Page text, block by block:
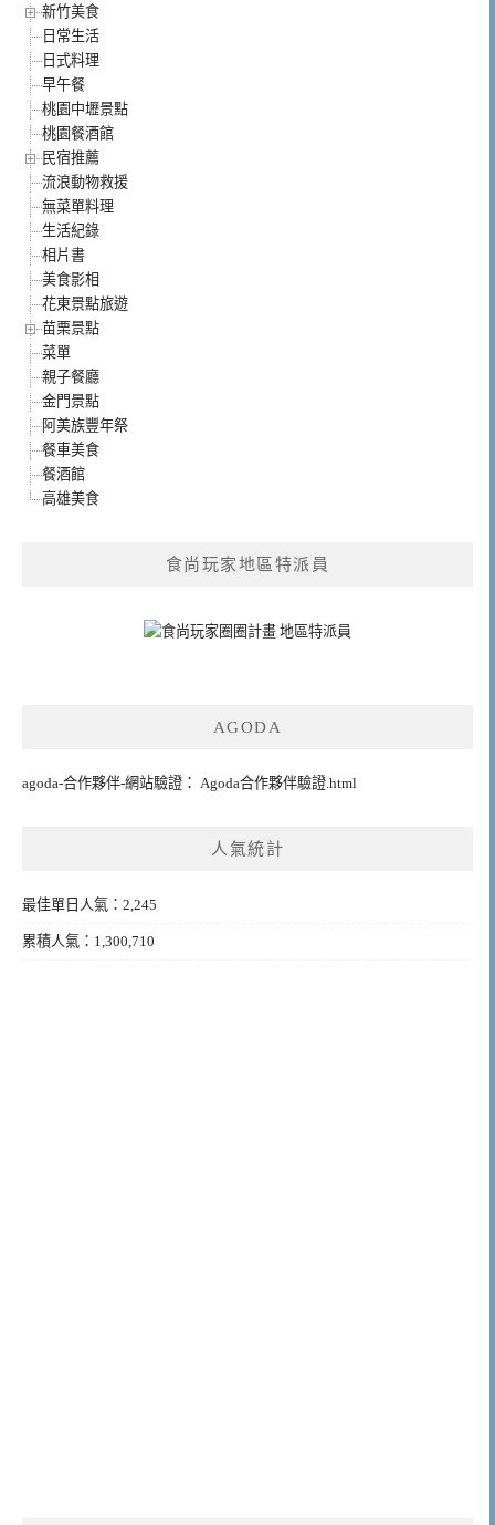
新竹美食
日常生活
日式料理
早午餐
桃園中壢景點
桃園餐酒館
民宿推薦
流浪動物救援
無菜單料理
生活紀錄
相片書
美食影相
花東景點旅遊
苗栗景點
菜單
親子餐廳
金門景點
阿美族豐年祭
餐車美食
餐酒館
高雄美食
食尚玩家地區特派員
AGODA
agoda-合作夥伴-網站驗證： Agoda合作夥伴驗證.html
人氣統計
最佳單日人氣：2,245
累積人氣：1,300,710